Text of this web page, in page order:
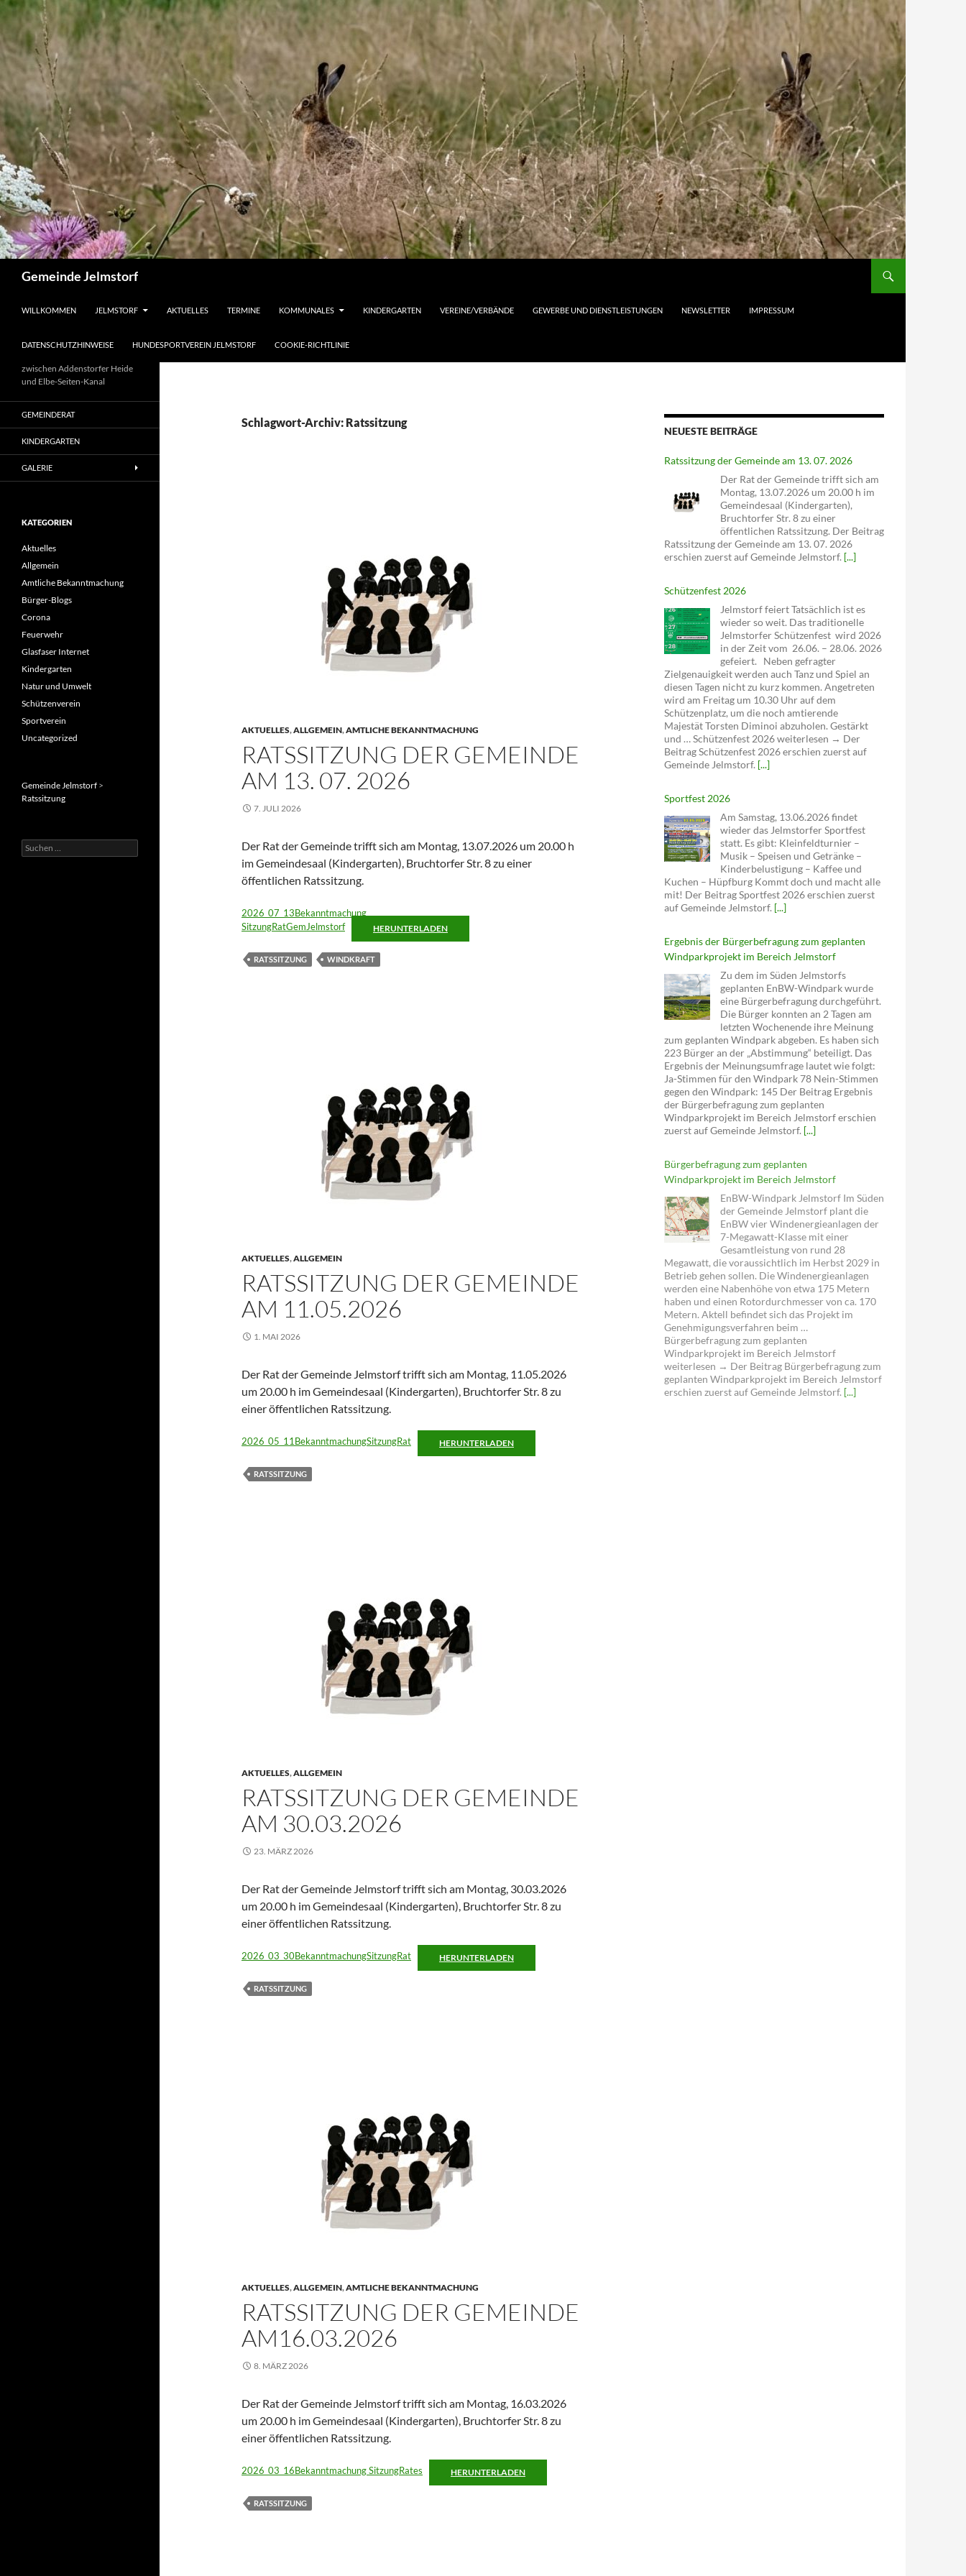
Zum
Inhalt
springen
Gemeinde Jelmstorf
WILLKOMMEN JELMSTORF AKTUELLES TERMINE KOMMUNALES KINDERGARTEN VEREINE/VERBÄNDE GEWERBE UND DIENSTLEISTUNGEN NEWSLETTER IMPRESSUM
DATENSCHUTZHINWEISE HUNDESPORTVEREIN JELMSTORF COOKIE-RICHTLINIE
Schlagwort-Archiv: Ratssitzung
AKTUELLES,ALLGEMEIN,AMTLICHE BEKANNTMACHUNG
RATSSITZUNG DER GEMEINDE
AM 13. 07. 2026
7. JULI 2026
Der Rat der Gemeinde trifft sich am Montag, 13.07.2026 um 20.00 h
im Gemeindesaal (Kindergarten), Bruchtorfer Str. 8 zu einer
öffentlichen Ratssitzung.
2026_07_13Bekanntmachung
SitzungRatGemJelmstorf
HERUNTERLADEN
RATSSITZUNG WINDKRAFT
AKTUELLES,ALLGEMEIN
RATSSITZUNG DER GEMEINDE
AM 11.05.2026
1. MAI 2026
Der Rat der Gemeinde Jelmstorf trifft sich am Montag, 11.05.2026
um 20.00 h im Gemeindesaal (Kindergarten), Bruchtorfer Str. 8 zu
einer öffentlichen Ratssitzung.
2026_05_11BekanntmachungSitzungRat HERUNTERLADEN
RATSSITZUNG
AKTUELLES,ALLGEMEIN
RATSSITZUNG DER GEMEINDE
AM 30.03.2026
23. MÄRZ 2026
Der Rat der Gemeinde Jelmstorf trifft sich am Montag, 30.03.2026
um 20.00 h im Gemeindesaal (Kindergarten), Bruchtorfer Str. 8 zu
einer öffentlichen Ratssitzung.
2026_03_30BekanntmachungSitzungRat HERUNTERLADEN
RATSSITZUNG
AKTUELLES,ALLGEMEIN,AMTLICHE BEKANNTMACHUNG
RATSSITZUNG DER GEMEINDE
AM16.03.2026
8. MÄRZ 2026
Der Rat der Gemeinde Jelmstorf trifft sich am Montag, 16.03.2026
um 20.00 h im Gemeindesaal (Kindergarten), Bruchtorfer Str. 8 zu
einer öffentlichen Ratssitzung.
2026_03_16Bekanntmachung SitzungRates HERUNTERLADEN
RATSSITZUNG
NEUESTE BEITRÄGE
Ratssitzung der Gemeinde am 13. 07. 2026
Der Rat der Gemeinde trifft sich am
Montag, 13.07.2026 um 20.00 h im
Gemeindesaal (Kindergarten),
Bruchtorfer Str. 8 zu einer
öffentlichen Ratssitzung. Der Beitrag
Ratssitzung der Gemeinde am 13. 07. 2026
erschien zuerst auf Gemeinde Jelmstorf. [...]
Schützenfest 2026
Jelmstorf feiert Tatsächlich ist es
wieder so weit. Das traditionelle
Jelmstorfer Schützenfest wird 2026
in der Zeit vom 26.06. – 28.06. 2026
gefeiert. Neben gefragter
Zielgenauigkeit werden auch Tanz und Spiel an
diesen Tagen nicht zu kurz kommen. Angetreten
wird am Freitag um 10.30 Uhr auf dem
Schützenplatz, um die noch amtierende
Majestät Torsten Diminoi abzuholen. Gestärkt
und … Schützenfest 2026 weiterlesen → Der
Beitrag Schützenfest 2026 erschien zuerst auf
Gemeinde Jelmstorf. [...]
Sportfest 2026
Am Samstag, 13.06.2026 findet
wieder das Jelmstorfer Sportfest
statt. Es gibt: Kleinfeldturnier –
Musik – Speisen und Getränke –
Kinderbelustigung – Kaffee und
Kuchen – Hüpfburg Kommt doch und macht alle
mit! Der Beitrag Sportfest 2026 erschien zuerst
auf Gemeinde Jelmstorf. [...]
Ergebnis der Bürgerbefragung zum geplanten
Windparkprojekt im Bereich Jelmstorf
Zu dem im Süden Jelmstorfs
geplanten EnBW-Windpark wurde
eine Bürgerbefragung durchgeführt.
Die Bürger konnten an 2 Tagen am
letzten Wochenende ihre Meinung
zum geplanten Windpark abgeben. Es haben sich
223 Bürger an der „Abstimmung“ beteiligt. Das
Ergebnis der Meinungsumfrage lautet wie folgt:
Ja-Stimmen für den Windpark 78 Nein-Stimmen
gegen den Windpark: 145 Der Beitrag Ergebnis
der Bürgerbefragung zum geplanten
Windparkprojekt im Bereich Jelmstorf erschien
zuerst auf Gemeinde Jelmstorf. [...]
Bürgerbefragung zum geplanten
Windparkprojekt im Bereich Jelmstorf
EnBW-Windpark Jelmstorf Im Süden
der Gemeinde Jelmstorf plant die
EnBW vier Windenergieanlagen der
7-Megawatt-Klasse mit einer
Gesamtleistung von rund 28
Megawatt, die voraussichtlich im Herbst 2029 in
Betrieb gehen sollen. Die Windenergieanlagen
werden eine Nabenhöhe von etwa 175 Metern
haben und einen Rotordurchmesser von ca. 170
Metern. Aktell befindet sich das Projekt im
Genehmigungsverfahren beim …
Bürgerbefragung zum geplanten
Windparkprojekt im Bereich Jelmstorf
weiterlesen → Der Beitrag Bürgerbefragung zum
geplanten Windparkprojekt im Bereich Jelmstorf
erschien zuerst auf Gemeinde Jelmstorf. [...]
zwischen Addenstorfer Heide
und Elbe-Seiten-Kanal
GEMEINDERAT
KINDERGARTEN
GALERIE
KATEGORIEN
Aktuelles
Allgemein
Amtliche Bekanntmachung
Bürger-Blogs
Corona
Feuerwehr
Glasfaser Internet
Kindergarten
Natur und Umwelt
Schützenverein
Sportverein
Uncategorized
Gemeinde Jelmstorf >
Ratssitzung
Suche
nach: